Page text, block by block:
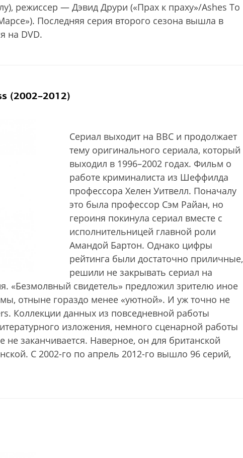
режиссер — Дэвид Друри («Прах к праху»/Ashes To
Последняя серия второго сезона вышла в
на DVD.
(2002–2012)
Сериал выходит на BBC и продолжает
тему оригинального сериала, который
выходил в 1996–2002 годах. Фильм о
работе криминалиста из Шеффилда
профессора Хелен Уитвелл. Поначалу
это была профессор Сэм Райан, но
героиня покинула сериал вместе с
исполнительницей главной роли
Амандой Бартон. Однако цифры
рейтинга были достаточно приличные,
решили не закрывать сериал на
«Безмолвный свидетель» предложил зрителю иное
отныне гораздо менее «уютной». И уж точно не
Коллекции данных из повседневной работы
изложения, немного сценарной работы
заканчивается. Наверное, он для британской
С 2002-го по апрель 2012-го вышло 96 серий,